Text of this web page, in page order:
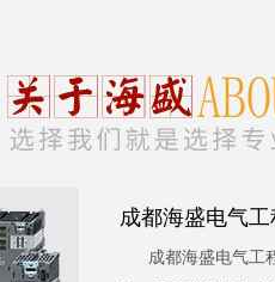
成都海盛电气工
成都海盛电气工